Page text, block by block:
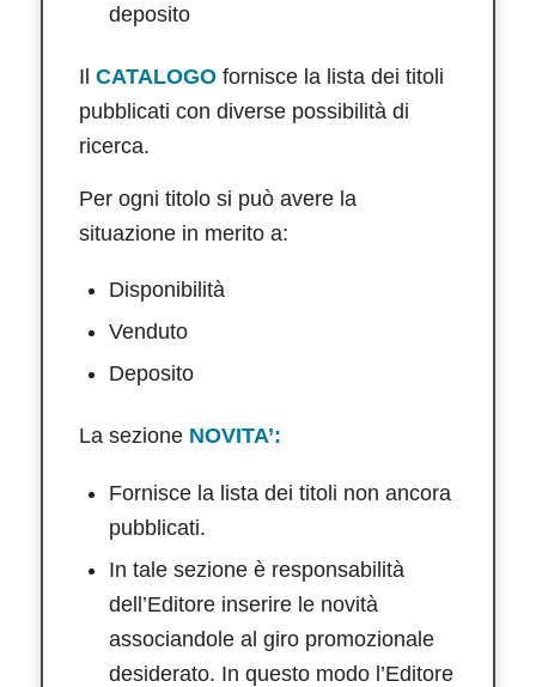
deposito
Il CATALOGOfornisce la lista dei titoli
pubblicati con diverse possibilità di
ricerca.
Per ogni titolo si può avere la
situazione in merito a:
Disponibilità
Venduto
Deposito
La sezione NOVITA’:
Fornisce la lista dei titoli non ancora
pubblicati.
In tale sezione è responsabilità
dell’Editore inserire le novità
associandole al giro promozionale
desiderato. In questo modo l’Editore